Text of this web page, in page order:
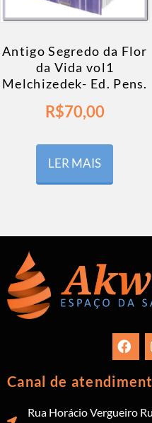
Antigo Segredo da Flor
da Vida vol1
Melchizedek- Ed. Pens.
R$70,00
LER MAIS
Canal de
Rua Horácio Vergueiro